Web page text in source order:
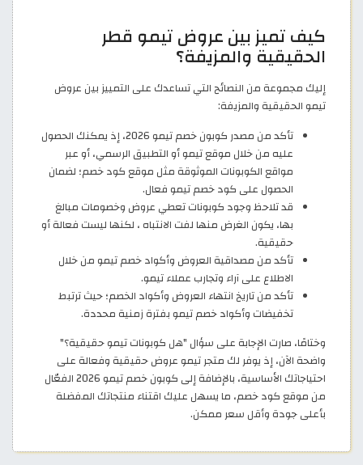
كيف تميز بين عروض تيمو قطر
الحقيقية والمزيفة؟
إليك مجموعة من النصائح التي تساعدك على التمييز بين عروض
تيمو الحقيقية والمزيفة:
تأكد من مصدر كوبون خصم تيمو 2026، إذ يمكنك الحصول
عليه من خلال موقع تيمو أو التطبيق الرسمي، أو عبر
مواقع الكوبونات الموثوقة مثل موقع كود خصم؛ لضمان
الحصول على كود خصم تيمو فعال.
قد تلاحظ وجود كوبونات تعطي عروض وخصومات مبالغ
بها، يكون الغرض منها لفت الانتباه ، لكنها ليست فعالة أو
حقيقية.
تأكد من مصداقية العروض وأكواد خصم تيمو من خلال
الاطلاع على آراء وتجارب عملاء تيمو.
تأكد من تاريخ انتهاء العروض وأكواد الخصم؛ حيث ترتبط
تخفيضات وأكواد خصم تيمو بفترة زمنية محددة.
وختامًا، صارت الإجابة على سؤال "هل كوبونات تيمو حقيقية؟"
واضحة الآن، إذ يوفر لك متجر تيمو عروض حقيقية وفعالة على
احتياجاتك الأساسية، بالإضافة إلى كوبون خصم تيمو 2026 الفعّال
من موقع كود خصم، ما يسهل عليك اقتناء منتجاتك المفضلة
بأعلى جودة وأقل سعر ممكن.